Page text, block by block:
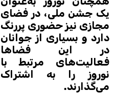
یک جشن ملی، در فضای
مجازی نیز حضوری پررنگ
دارد و بسیاری از جوانان
در این فضاها
فعالیت‌های مرتبط با
نوروز را به اشتراک
می‌گذارند.